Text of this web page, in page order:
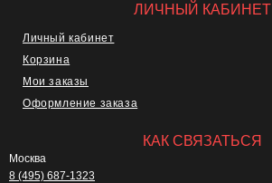
ЛИЧНЫЙ КАБИНЕТ
Личный кабинет
Корзина
Мои заказы
Оформление заказа
КАК СВЯЗАТЬСЯ
Москва
8 (495) 687-1323